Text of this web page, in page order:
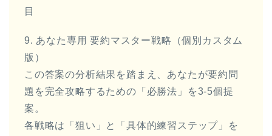
目
9. あなた専用 要約マスター戦略（個別カスタム
版）
この答案の分析結果を踏まえ、あなたが要約問
題を完全攻略するための「必勝法」を3-5個提
案。
各戦略は「狙い」と「具体的練習ステップ」を